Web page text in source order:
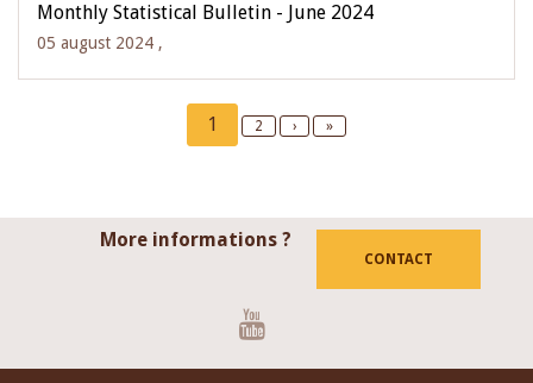
Monthly Statistical Bulletin - June 2024
05 august 2024 ,
Current
page
1 Page
2
Next
›
Last
»
More informations ?
CONTACT